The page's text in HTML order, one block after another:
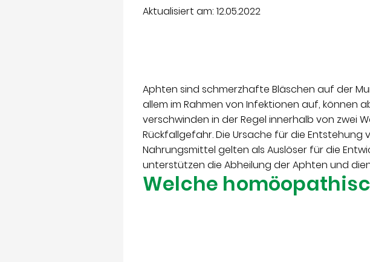
Aktualisiert am: 12.05.2022
Aphten sind schmerzhafte Bläschen auf der
allem im Rahmen von Infektionen auf, können
verschwinden in der Regel innerhalb von zwei
Rückfallgefahr. Die Ursache für die
Nahrungsmittel gelten als Auslöser für die
unterstützen die Abheilung der Aphten und
Welche